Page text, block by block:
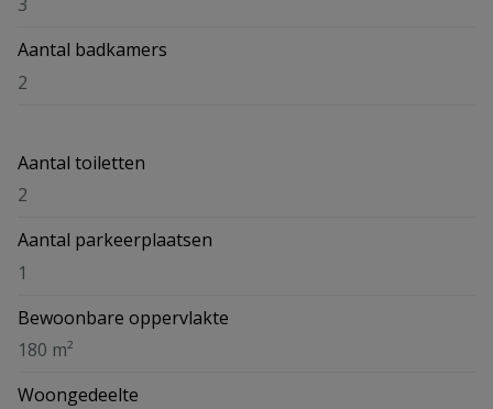
Aantal badkamers
2
Aantal toiletten
2
Aantal parkeerplaatsen
1
Bewoonbare oppervlakte
180 m²
Woongedeelte